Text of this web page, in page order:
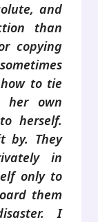
and
than
copying
to tie
her own
herself.
by. They
in
only to
them
I